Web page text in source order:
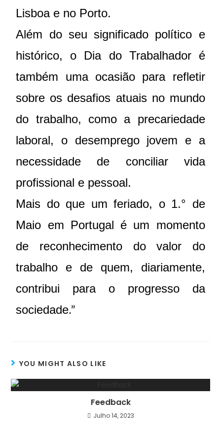
Lisboa e no Porto.
Além do seu significado político e
histórico, o Dia do Trabalhador é
também uma ocasião para refletir
sobre os desafios atuais no mundo
do trabalho, como a precariedade
laboral, o desemprego jovem e a
necessidade de conciliar vida
profissional e pessoal.
Mais do que um feriado, o 1.° de
Maio em Portugal é um momento
de reconhecimento do valor do
trabalho e de quem, diariamente,
contribui para o progresso da
sociedade.”
YOU MIGHT ALSO LIKE
Feedback
Julho 14, 2023